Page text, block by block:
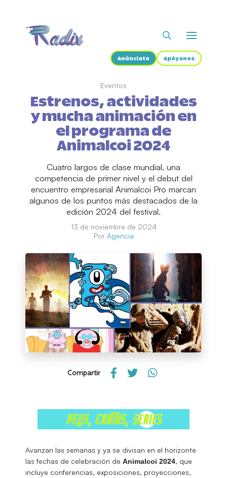
Anúnciate Apóyanos
Eventos
Estrenos, actividades
y mucha animación en
el programa de
Animalcoi 2024
Cuatro largos de clase mundial, una
competencia de primer nivel y el debut del
encuentro empresarial Animalcoi Pro marcan
algunos de los puntos más destacados de la
edición 2024 del festival.
13 de noviembre de 2024
Por Agencia
Compartir
Avanzan las semanas y ya se divisan en el horizonte
las fechas de celebración de Animalcoi 2024, que
incluye conferencias, exposiciones, proyecciones,